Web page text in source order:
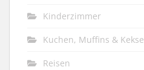
Kinderzimmer
Kuchen, Muffins & Kekse
Reisen